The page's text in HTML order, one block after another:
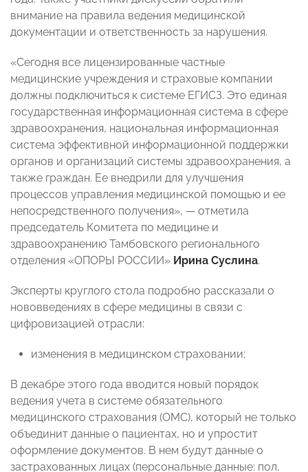
внимание на правила ведения медицинской
документации и ответственность за нарушения.
«Сегодня все лицензированные частные
медицинские учреждения и страховые компании
должны подключиться к системе ЕГИСЗ. Это единая
государственная информационная система в сфере
здравоохранения, национальная информационная
система эффективной информационной поддержки
органов и организаций системы здравоохранения, а
также граждан. Ее внедрили для улучшения
процессов управления медицинской помощью и ее
непосредственного получения», — отметила
председатель Комитета по медицине и
здравоохранению Тамбовского регионального
отделения «ОПОРЫ РОССИИ» Ирина Суслина.
Эксперты круглого стола подробно рассказали о
нововведениях в сфере медицины в связи с
цифровизацией отрасли:
изменения в медицинском страховании;
В декабре этого года вводится новый порядок
ведения учета в системе обязательного
медицинского страхования (ОМС), который не только
объединит данные о пациентах, но и упростит
оформление документов. В нем будут данные о
застрахованных лицах (персональные данные: пол,